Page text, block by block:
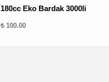
180cc Eko Bardak 3000li
₺ 100.00